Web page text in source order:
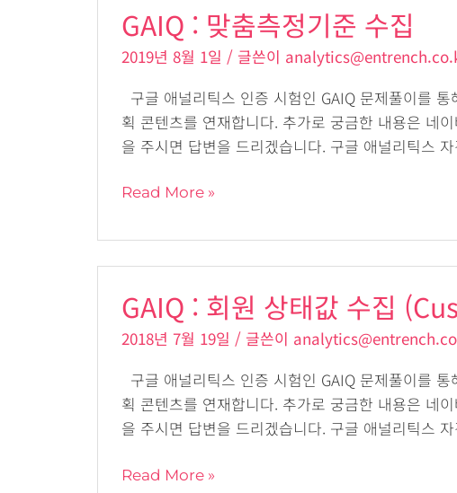
GAIQ : 맞춤측정기준 수집
2019년 8월 1일 / 글쓴이
구글 애널리틱스 인증 시험인 GAIQ 문제풀이를
획 콘텐츠를 연재합니다. 추가로 궁금한 내용은 네
을 주시면 답변을 드리겠습니다. 구글 애널리틱스
:
춤
측
정
기
수
Read More »
GAIQ : 회원 상태값 수집
2018년 7월 19일 / 글쓴이
구글 애널리틱스 인증 시험인 GAIQ 문제풀이를
획 콘텐츠를 연재합니다. 추가로 궁금한 내용은 네
을 주시면 답변을 드리겠습니다. 구글 애널리틱스
:
원
상
태
값
집
Read More »